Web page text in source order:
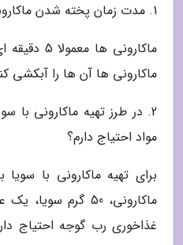
1. مدت زمان پخته شدن ماکارونی چقدر است؟
ماکارونی
ماکارونی ها آن ها را آبکشی
2. در طرز تهیه ماکارونی با
مواد احتیاج دارم؟
ماکارونی، 50 گرم
غذاخوری رب گوجه احتیاج